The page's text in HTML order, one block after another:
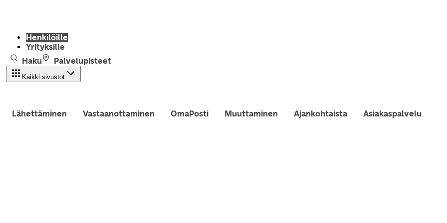
Henkilöille
Yrityksille
Haku
Palvelupisteet
Kaikki sivustot
Lähettäminen Vastaanottaminen OmaPosti Muuttaminen Ajankohtaista Asiakaspalvelu